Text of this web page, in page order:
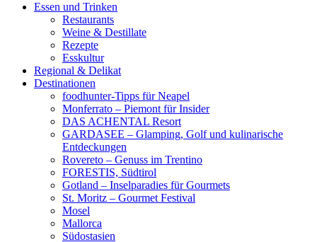
Essen und Trinken
Restaurants
Weine & Destillate
Rezepte
Esskultur
Regional & Delikat
Destinationen
foodhunter-Tipps für Neapel
Monferrato – Piemont für Insider
DAS ACHENTAL Resort
GARDASEE – Glamping, Golf und kulinarische
Entdeckungen
Rovereto – Genuss im Trentino
FORESTIS, Südtirol
Gotland – Inselparadies für Gourmets
St. Moritz – Gourmet Festival
Mosel
Mallorca
Südostasien